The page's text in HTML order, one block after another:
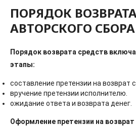
ПОРЯДОК ВОЗВРАТА
АВТОРСКОГО СБОРА
Порядок возврата средств
этапы:
составление претензии на возврат
вручение претензии исполнителю.
ожидание ответа и возврата денег.
Оформление претензии на